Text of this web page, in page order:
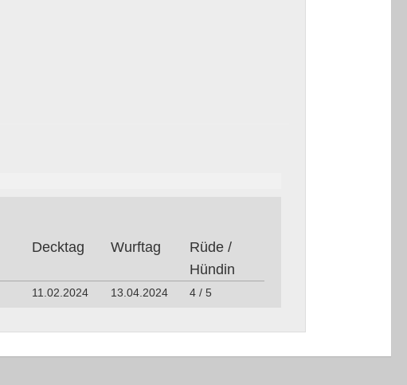
Deck­tag Wurf­tag
Rüde /
Hün­din
11.02.2024 13.04.2024 4 / 5